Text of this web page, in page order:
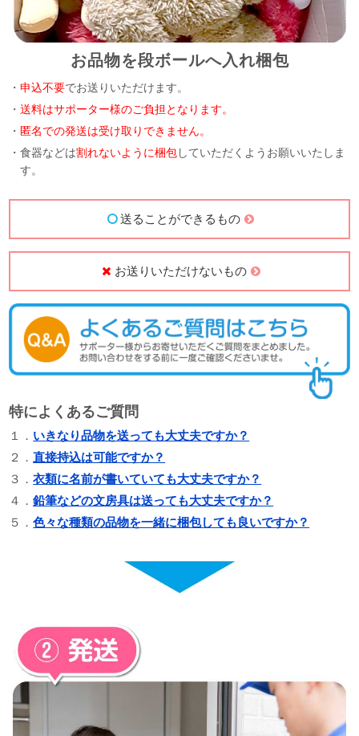
お品物を段ボールへ入れ梱包
・申込不要でお送りいただけます。
・送料はサポーター様のご負担となります。
・ 匿名での発送は受け取りできません。
・食器などは割れないように梱包していただくようお願いいたしま
す。
送ることができるもの
お送りいただけないもの
特によくあるご質問
１． いきなり品物を送っても大丈夫ですか？
２．直接持込は可能ですか？
３．衣類に名前が書いていても大丈夫ですか？
４．鉛筆などの文房具は送っても大丈夫ですか？
５．色々な種類の品物を一緒に梱包しても良いですか？